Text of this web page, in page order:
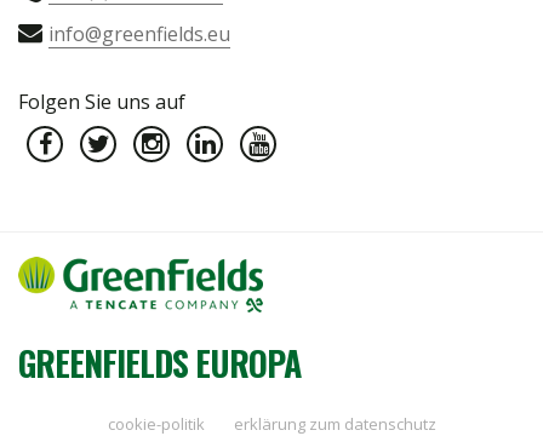
info@greenfields.eu
Folgen Sie uns auf
GREENFIELDS EUROPA
cookie-politik
erklärung zum datenschutz